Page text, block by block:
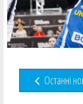
Останні